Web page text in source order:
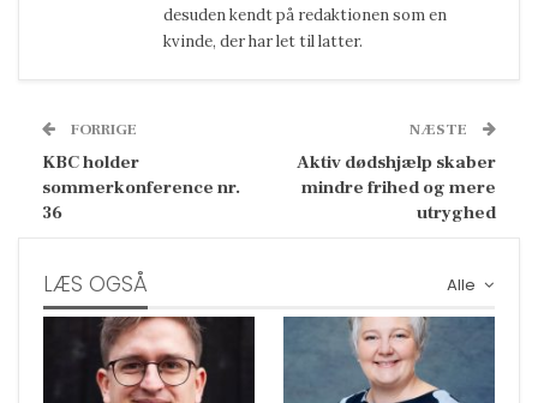
desuden kendt på redaktionen som en
kvinde, der har let til latter.
FORRIGE
KBC holder
sommerkonference nr.
36
NÆSTE
Aktiv dødshjælp skaber
mindre frihed og mere
utryghed
Alle
LÆS OGSÅ